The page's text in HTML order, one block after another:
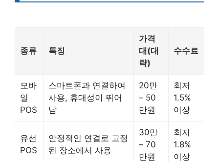
종류 특징
가격
대(대
략)
수수료
모바
일
POS
스마트폰과 연결하여
사용, 휴대성이 뛰어
남
20만
– 50
만원
최저
1.5%
이상
유선
POS
안정적인 연결로 고정
된 장소에서 사용
30만
– 70
만원
최저
1.8%
이상